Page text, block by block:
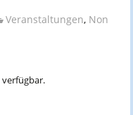
Veranstaltungen, Non
verfügbar.